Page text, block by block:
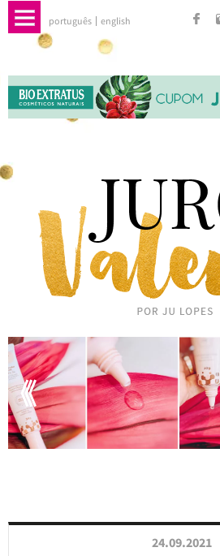
português english
24.09.2021